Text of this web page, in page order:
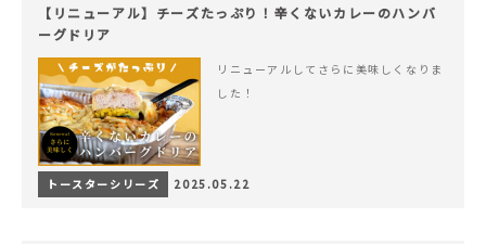
【リニューアル】チーズたっぷり！辛くないカレーのハンバ
ーグドリア
リニューアルしてさらに美味しくなりま
した！
トースターシリーズ 2025.05.22